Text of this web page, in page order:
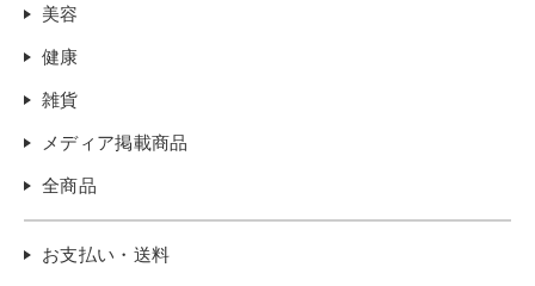
美容
健康
雑貨
メディア掲載商品
全商品
お支払い・送料